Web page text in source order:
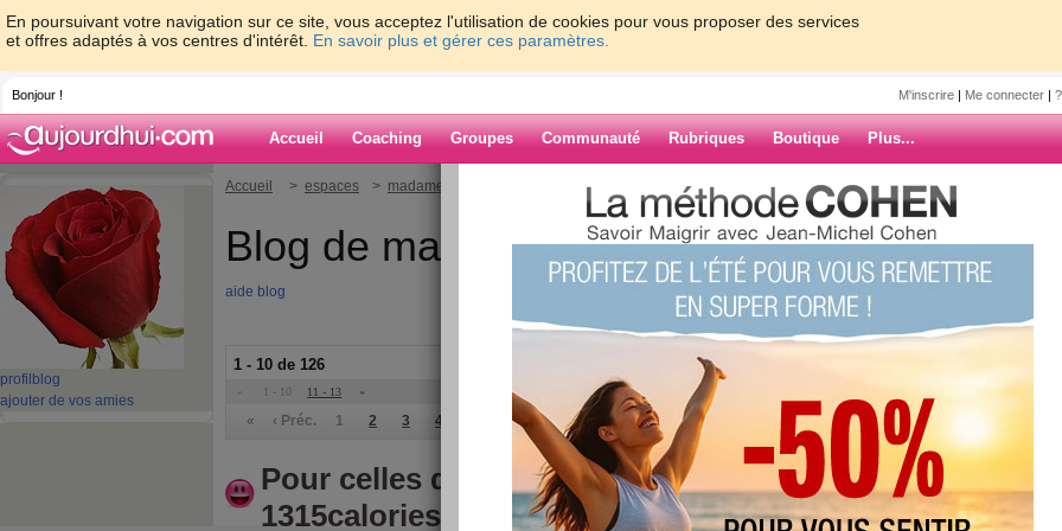
En poursuivant votre navigation sur ce site, vous acceptez l'utilisation de cookies pour vous proposer des services
et offres adaptés à vos centres d'intérêt. En savoir plus et gérer ces paramètres.
Bonjour ! M'inscrire | Me connecter |
Accueil Coaching Groupes Communauté Rubriques Boutique Plus...
profil blog
ajouter de vos amies
Accueil > espaces > madamemj
Blog de madamemj
aide blog
1 - 10 de 126
« 1 - 10 11 - 13 »
« ‹ Préc. 1 2 3 4 7 8 9 10 Suiv. ›
Pour celles que ça intérresses
1315calories
ARCHIVES